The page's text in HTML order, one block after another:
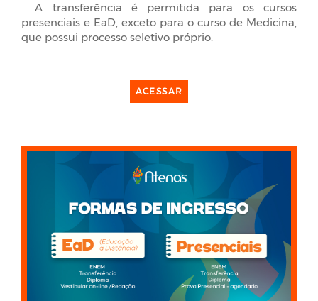
A transferência é permitida para os cursos
presenciais e EaD, exceto para o curso de Medicina,
que possui processo seletivo próprio.
ACESSAR